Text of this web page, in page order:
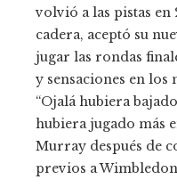
volvió a las pistas en
cadera, aceptó su
jugar las rondas
y sensaciones en los
“Ojalá hubiera
hubiera jugado más
Murray después de
previos a